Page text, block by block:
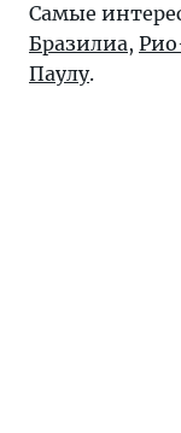
Самые
Бразилиа,
Паулу.